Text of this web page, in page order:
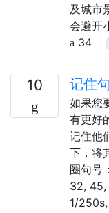
及城市
会避开
34
10 记住
如果您
有更好
记住他
下，将
圈句号
32, 45,
1/